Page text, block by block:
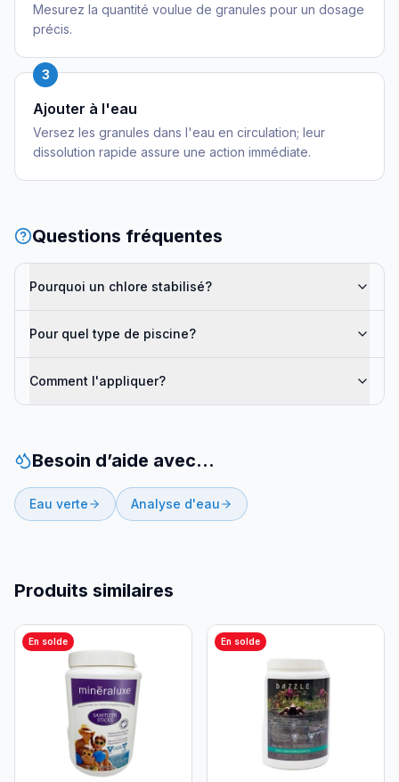
Mesurez la quantité voulue de granules pour un dosage
précis.
3
Ajouter à l'eau
Versez les granules dans l'eau en circulation; leur
dissolution rapide assure une action immédiate.
Questions fréquentes
Pourquoi un chlore stabilisé?
Pour quel type de piscine?
Comment l'appliquer?
Besoin d’aide avec…
Eau verte Analyse d'eau
Produits similaires
En solde En solde